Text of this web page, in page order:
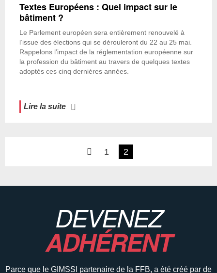
Textes Européens : Quel impact sur le
bâtiment ?
Le Parlement européen sera entièrement renouvelé à
l’issue des élections qui se dérouleront du 22 au 25 mai.
Rappelons l’impact de la réglementation européenne sur
la profession du bâtiment au travers de quelques textes
adoptés ces cinq dernières années.
Lire la suite
1 2
DEVENEZ
ADHÉRENT
Parce que le GIMSSI partenaire de la FFB, a été créé par de